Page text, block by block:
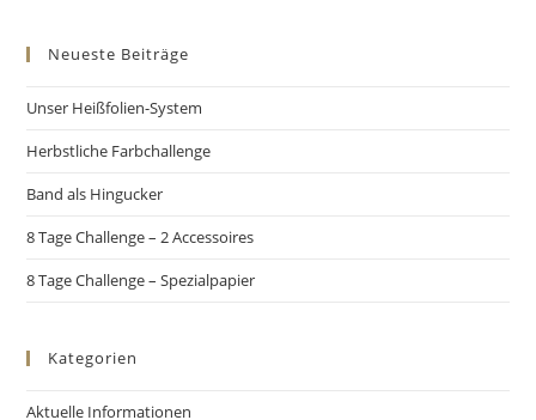
Neueste Beiträge
Unser Heißfolien-System
Herbstliche Farbchallenge
Band als Hingucker
8 Tage Challenge – 2 Accessoires
8 Tage Challenge – Spezialpapier
Kategorien
Aktuelle Informationen